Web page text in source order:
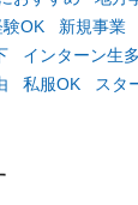
OK 新規事業
インターン生
私服OK
スタ